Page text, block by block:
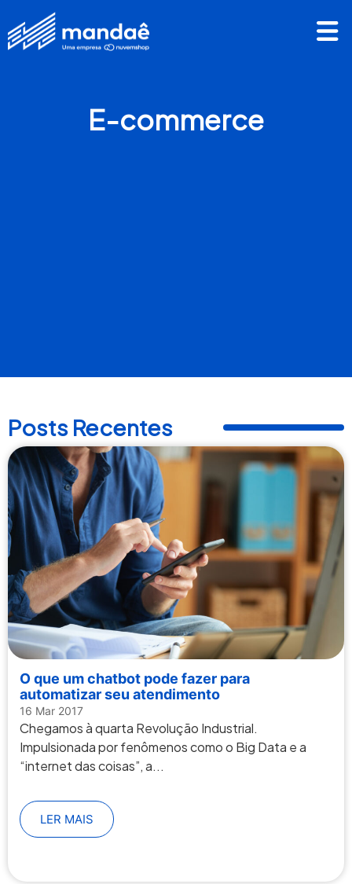
E-commerce
Posts Recentes
O que um chatbot pode fazer para
automatizar seu atendimento
16 Mar 2017
Chegamos à quarta Revolução Industrial.
Impulsionada por fenômenos como o Big Data e a
“internet das coisas”, a...
LER MAIS